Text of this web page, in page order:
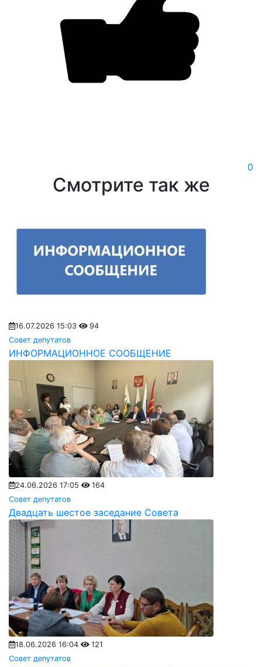
0
Смотрите так же
16.07.2026 15:03
94
Совет депутатов
ИНФОРМАЦИОННОЕ СООБЩЕНИЕ
24.06.2026 17:05
164
Совет депутатов
Двадцать шестое заседание Совета
18.06.2026 16:04
121
Совет депутатов